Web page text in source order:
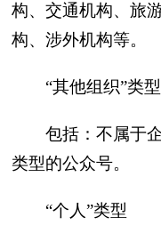
构、交通机构、旅
构、涉外机构等。
“其他组织”类型
包括：不属于
类型的公众号。
“个人”类型